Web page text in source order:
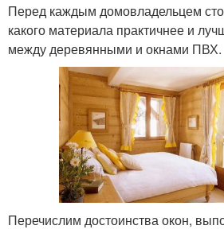
Перед каждым домовладельцем
какого материала практичнее и
между деревянными и окнами ПВХ.
Перечислим достоинства окон,